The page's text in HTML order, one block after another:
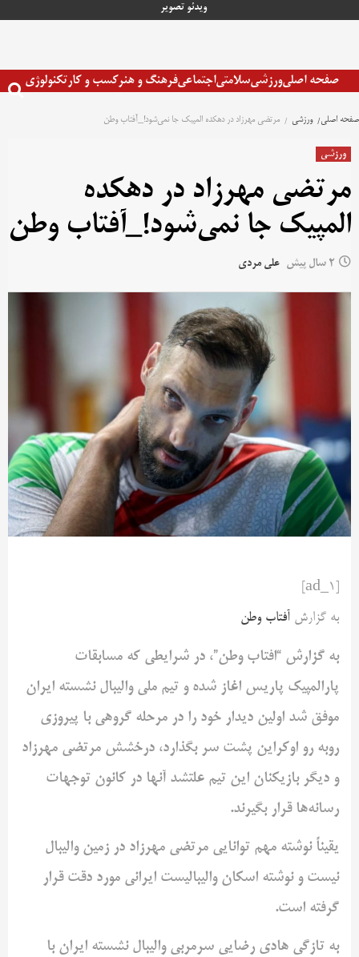
ویدئو تصویر
صفحه اصلیورزشیسلامتیاجتماعیفرهنگ و هنرکسب و کارتکنولوژی
صفحه اصلی ورزشی مرتضی مهرزاد در دهکده المپیک جا نمی‌شود!_آفتاب وطن
ورزشی
مرتضی مهرزاد در دهکده
المپیک جا نمی‌شود!_آفتاب وطن
2 سال پیش علی مردی
به گزارش آفتاب وطن
به گزارش “افتاب وطن”، در شرایطی که مسابقات
پارالمپیک پاریس اغاز شده و تیم ملی والیبال نشسته ایران
موفق شد اولین دیدار خود را در مرحله گروهی با پیروزی
روبه رو اوکراین پشت سر بگذارد، درخشش مرتضی مهرزاد
و دیگر بازیکنان این تیم علتشد آنها در کانون توجهات
رسانه‌ها قرار بگیرند.
یقیناً نوشته مهم توانایی مرتضی مهرزاد در زمین والیبال
نیست و نوشته اسکان والیبالیست ایرانی مورد دقت قرار
گرفته است.
به تازگی هادی رضایی سرمربی والیبال نشسته ایران با